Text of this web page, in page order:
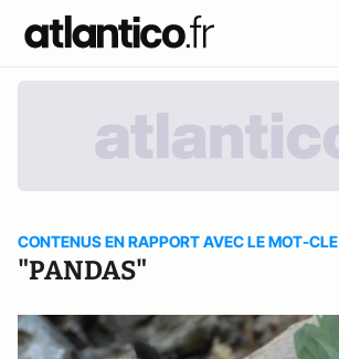
CONTENUS EN RAPPORT AVEC LE MOT-CLE
"PANDAS"